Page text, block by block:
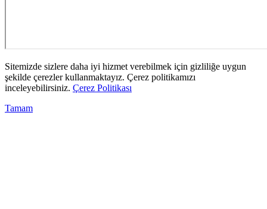
Sitemizde sizlere daha iyi hizmet verebilmek için gizliliğe uygun
şekilde çerezler kullanmaktayız. Çerez politikamızı
inceleyebilirsiniz. Çerez Politikası
Tamam